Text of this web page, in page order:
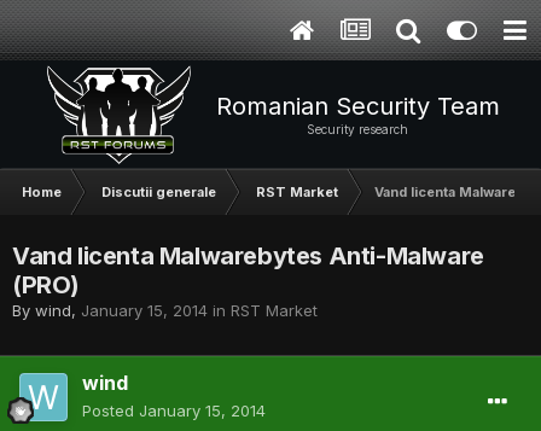
Romanian Security Team
Security research
Home Discutii generale RST Market Vand licenta
Vand licenta Malwarebytes Anti-Malware
(PRO)
By wind, January 15, 2014 in RST Market
wind
Posted January 15, 2014